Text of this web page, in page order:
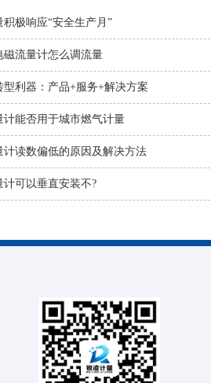
积极响应“安全生产月”
磁流量计怎么调流量
型利器：产品+服务+解决方案
计能否用于城市燃气计量
计读数偏低的原因及解决方法
计可以垂直安装不?